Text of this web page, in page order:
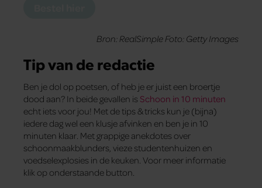
Bron: RealSimple Foto: Getty Images
Tip van de redactie
Ben je dol op poetsen, of heb je er juist een broertje
dood aan? In beide gevallen is Schoon in 10 minuten
echt iets voor jou! Met de tips & tricks kun je (bijna)
iedere dag wel een klusje afvinken en ben je in 10
minuten klaar. Met grappige anekdotes over
schoonmaakblunders, vieze studentenhuizen en
voedselexplosies in de keuken. Voor meer informatie
klik op onderstaande button.